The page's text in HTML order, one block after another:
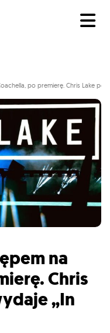
po premierę. Chris Lake po
na
Chris
„In